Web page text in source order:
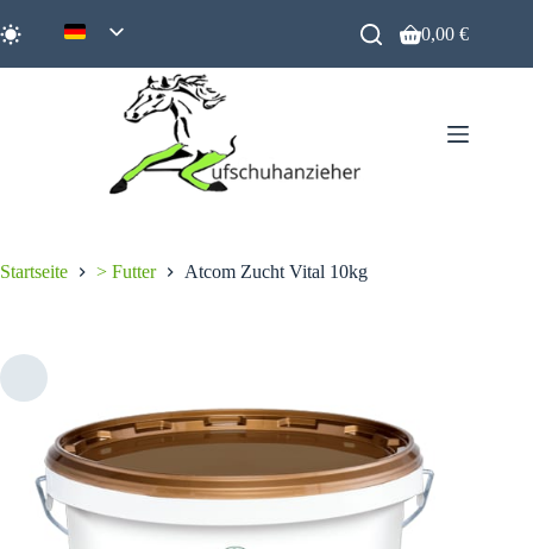
Inhalt
springen
Warenkorb
0,00€
Startseite > Futter Atcom Zucht Vital 10kg